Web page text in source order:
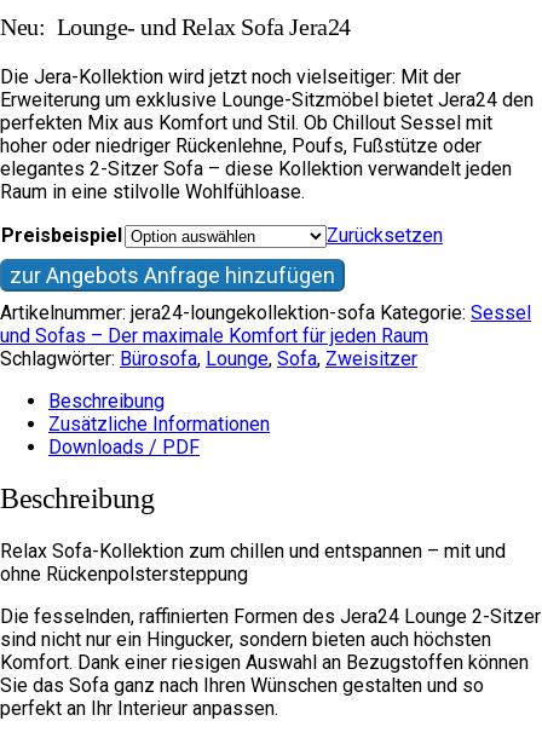
Neu: Lounge- und Relax Sofa Jera24
Die Jera-Kollektion wird jetzt noch vielseitiger: Mit der
Erweiterung um exklusive Lounge-Sitzmöbel bietet Jera24 den
perfekten Mix aus Komfort und Stil. Ob Chillout Sessel mit
hoher oder niedriger Rückenlehne, Poufs, Fußstütze oder
elegantes 2-Sitzer Sofa – diese Kollektion verwandelt jeden
Raum in eine stilvolle Wohlfühloase.
Preisbeispiel
Zurücksetzen
zur Angebots Anfrage hinzufügen
Artikelnummer: jera24-loungekollektion-sofa Kategorie: Sessel
und Sofas – Der maximale Komfort für jeden Raum
Schlagwörter: Bürosofa, Lounge, Sofa, Zweisitzer
Beschreibung
Zusätzliche Informationen
Downloads / PDF
Beschreibung
Relax Sofa-Kollektion zum chillen und entspannen – mit und
ohne Rückenpolstersteppung
Die fesselnden, raffinierten Formen des Jera24 Lounge 2-Sitzer
sind nicht nur ein Hingucker, sondern bieten auch höchsten
Komfort. Dank einer riesigen Auswahl an Bezugstoffen können
Sie das Sofa ganz nach Ihren Wünschen gestalten und so
perfekt an Ihr Interieur anpassen.